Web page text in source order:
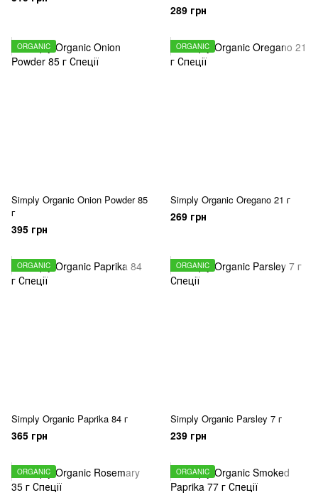
289 грн
ORGANIC
Simply Organic Onion Powder 85
г
395 грн
ORGANIC
Simply Organic Oregano 21 г
269 грн
ORGANIC
Simply Organic Paprika 84 г
365 грн
ORGANIC
Simply Organic Parsley 7 г
239 грн
ORGANIC ORGANIC